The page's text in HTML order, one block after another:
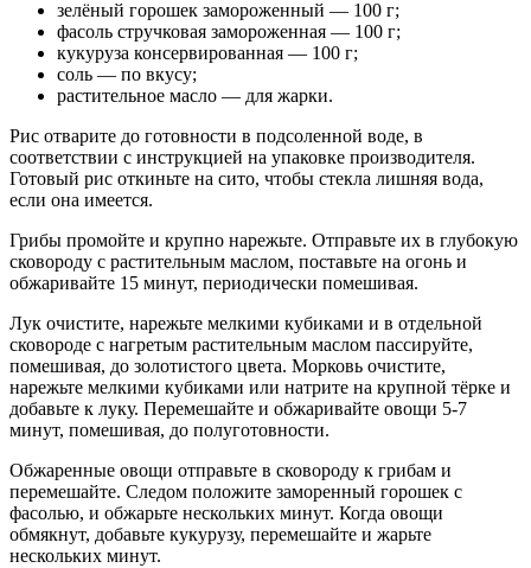
зелёный горошек замороженный — 100 г;
фасоль стручковая замороженная — 100 г;
кукуруза консервированная — 100 г;
соль — по вкусу;
растительное масло — для жарки.
Рис отварите до готовности в подсоленной воде, в
соответствии с инструкцией на упаковке производителя.
Готовый рис откиньте на сито, чтобы стекла лишняя вода,
если она имеется.
Грибы промойте и крупно нарежьте. Отправьте их в глубокую
сковороду с растительным маслом, поставьте на огонь и
обжаривайте 15 минут, периодически помешивая.
Лук очистите, нарежьте мелкими кубиками и в отдельной
сковороде с нагретым растительным маслом пассируйте,
помешивая, до золотистого цвета. Морковь очистите,
нарежьте мелкими кубиками или натрите на крупной тёрке и
добавьте к луку. Перемешайте и обжаривайте овощи 5-7
минут, помешивая, до полуготовности.
Обжаренные овощи отправьте в сковороду к грибам и
перемешайте. Следом положите заморенный горошек с
фасолью, и обжарьте нескольких минут. Когда овощи
обмякнут, добавьте кукурузу, перемешайте и жарьте
нескольких минут.